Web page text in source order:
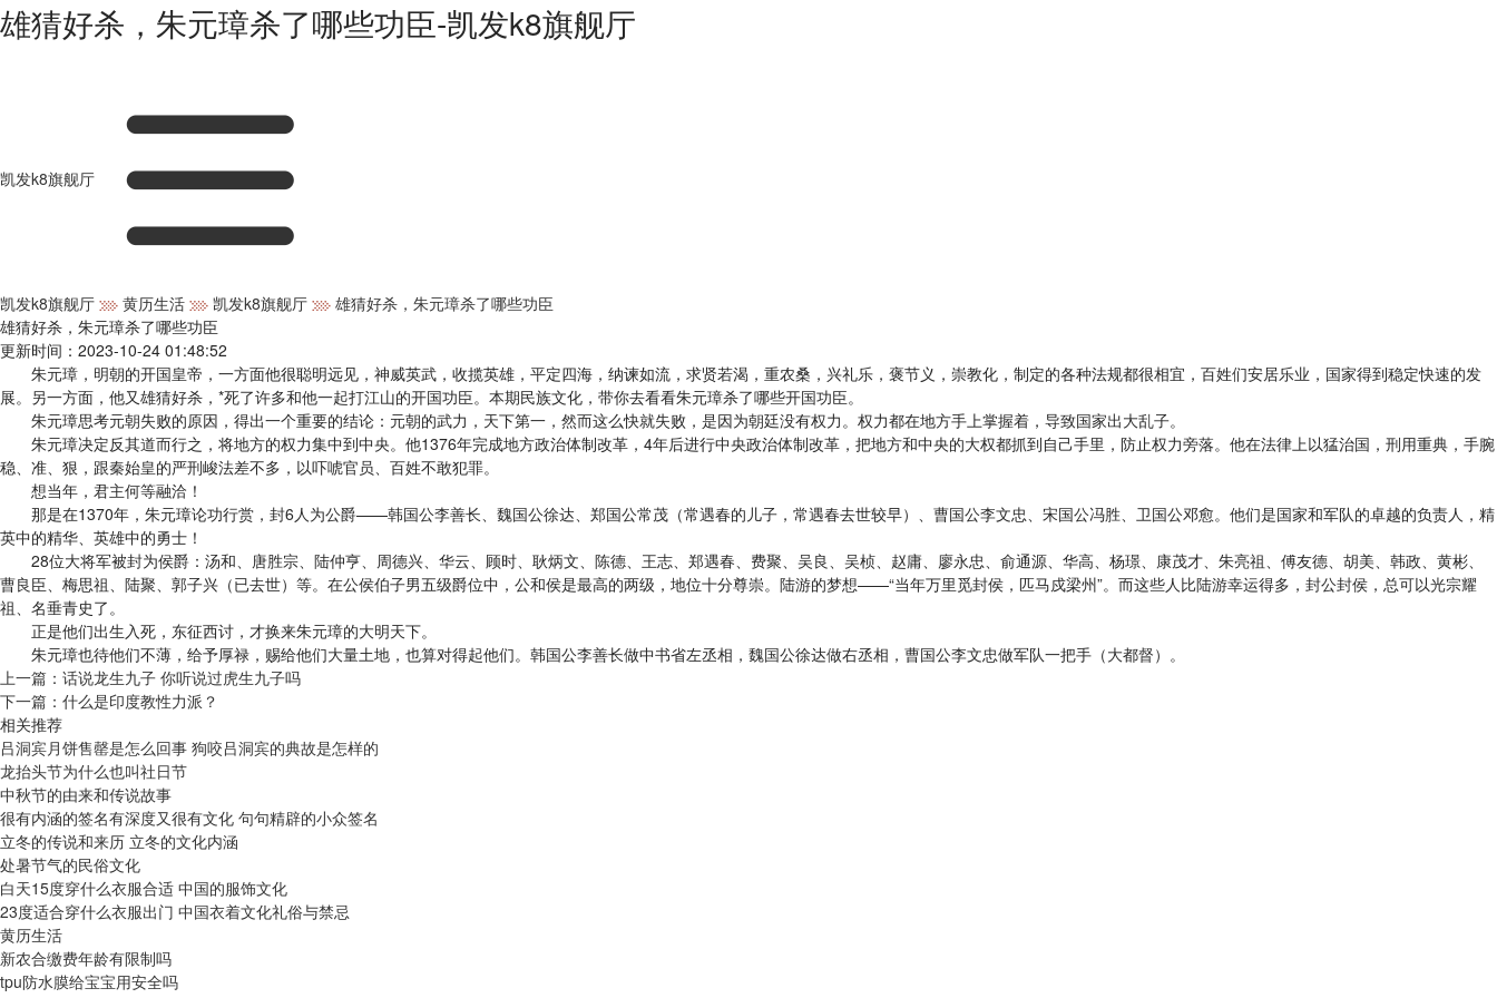
雄猜好杀，朱元璋杀了哪些功臣-凯发k8旗舰厅
凯发k8旗舰厅
凯发k8旗舰厅 黄历生活 凯发k8旗舰厅
雄猜好杀，朱元璋杀了哪些功臣
雄猜好杀，朱元璋杀了哪些功臣
更新时间：2023-10-24 01:48:52
朱元璋，明朝的开国皇帝，一方面他很聪明远见，神威英武，收揽英雄，平定四海，纳谏如流，求贤若渴，重农桑，兴礼乐，褒节义，崇教化，制定的各种法规都很相宜，百姓们安居乐业，国家得到稳定快速的发
展。另一方面，他又雄猜好杀，*死了许多和他一起打江山的开国功臣。本期民族文化，带你去看看朱元璋杀了哪些开国功臣。
朱元璋思考元朝失败的原因，得出一个重要的结论：元朝的武力，天下第一，然而这么快就失败，是因为朝廷没有权力。权力都在地方手上掌握着，导致国家出大乱子。
朱元璋决定反其道而行之，将地方的权力集中到中央。他1376年完成地方政治体制改革，4年后进行中央政治体制改革，把地方和中央的大权都抓到自己手里，防止权力旁落。他在法律上以猛治国，刑用重典，手腕
稳、准、狠，跟秦始皇的严刑峻法差不多，以吓唬官员、百姓不敢犯罪。
想当年，君主何等融洽！
那是在1370年，朱元璋论功行赏，封6人为公爵——韩国公李善长、魏国公徐达、郑国公常茂（常遇春的儿子，常遇春去世较早）、曹国公李文忠、宋国公冯胜、卫国公邓愈。他们是国家和军队的卓越的负责人，精
英中的精华、英雄中的勇士！
28位大将军被封为侯爵：汤和、唐胜宗、陆仲亨、周德兴、华云、顾时、耿炳文、陈德、王志、郑遇春、费聚、吴良、吴桢、赵庸、廖永忠、俞通源、华高、杨璟、康茂才、朱亮祖、傅友德、胡美、韩政、黄彬、
曹良臣、梅思祖、陆聚、郭子兴（已去世）等。在公侯伯子男五级爵位中，公和侯是最高的两级，地位十分尊崇。陆游的梦想——“当年万里觅封侯，匹马戍梁州”。而这些人比陆游幸运得多，封公封侯，总可以光宗耀
祖、名垂青史了。
正是他们出生入死，东征西讨，才换来朱元璋的大明天下。
朱元璋也待他们不薄，给予厚禄，赐给他们大量土地，也算对得起他们。韩国公李善长做中书省左丞相，魏国公徐达做右丞相，曹国公李文忠做军队一把手（大都督）。
上一篇： 话说龙生九子 你听说过虎生九子吗
下一篇： 什么是印度教性力派？
相关推荐
吕洞宾月饼售罄是怎么回事 狗咬吕洞宾的典故是怎样的
龙抬头节为什么也叫社日节
中秋节的由来和传说故事
很有内涵的签名有深度又很有文化 句句精辟的小众签名
立冬的传说和来历 立冬的文化内涵
处暑节气的民俗文化
白天15度穿什么衣服合适 中国的服饰文化
23度适合穿什么衣服出门 中国衣着文化礼俗与禁忌
黄历生活
新农合缴费年龄有限制吗
tpu防水膜给宝宝用安全吗